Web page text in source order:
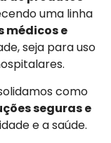
uma linha
médicos e
seja para uso
como
seguras e
e a saúde.